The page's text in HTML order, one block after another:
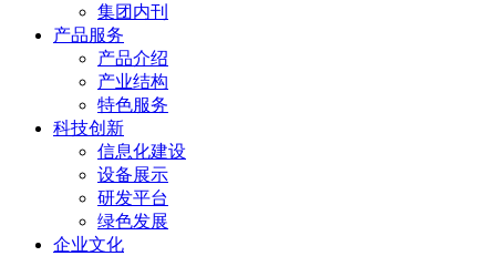
集团内刊
产品服务
产品介绍
产业结构
特色服务
科技创新
信息化建设
设备展示
研发平台
绿色发展
企业文化